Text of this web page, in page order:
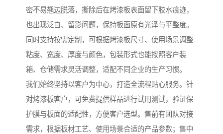
密不易翘边脱落，撕除后在烤漆板表面留下胶水痕迹，
也出现泛白、留影问题，保持板面原有光泽与平整度。
同时支持按需定制，可根据烤漆板尺寸、使用场景调整
粘度、宽度、厚度与颜色，包装形式也能按照客户装
箱、仓储需求灵活调整，适配不同企业的生产习惯。
我们始终坚持以客户为中心，打造全流程贴心服务。针
对烤漆板客户，可免费提供样品进行试用测试，验证保
护膜与板面的适配性，方便客户选型。售前有团队对接
需求，根据板材工艺、使用场景合适的产品参数；售中